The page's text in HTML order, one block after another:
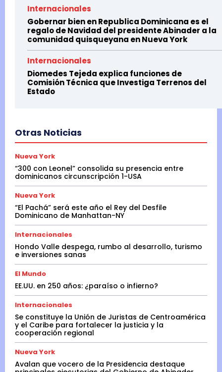
Internacionales
Gobernar bien en Republica Dominicana es el
regalo de Navidad del presidente Abinader a la
comunidad quisqueyana en Nueva York
Internacionales
Diomedes Tejeda explica funciones de
Comisión Técnica que Investiga Terrenos del
Estado
Otras Noticias
Nueva York
“300 con Leonel” consolida su presencia entre
dominicanos circunscripción 1-USA
Nueva York
“El Pachá” será este año el Rey del Desfile
Dominicano de Manhattan-NY
Internacionales
Hondo Valle despega, rumbo al desarrollo, turismo
e inversiones sanas
El Mundo
EE.UU. en 250 años: ¿paraíso o infierno?
Internacionales
Se constituye la Unión de Juristas de Centroamérica
y el Caribe para fortalecer la justicia y la
cooperación regional
Nueva York
Avalan que vocero de la Presidencia destaque